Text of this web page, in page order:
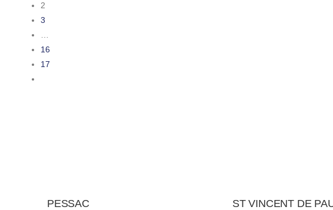
2
3
16
17
PESSAC ST VINCENT DE